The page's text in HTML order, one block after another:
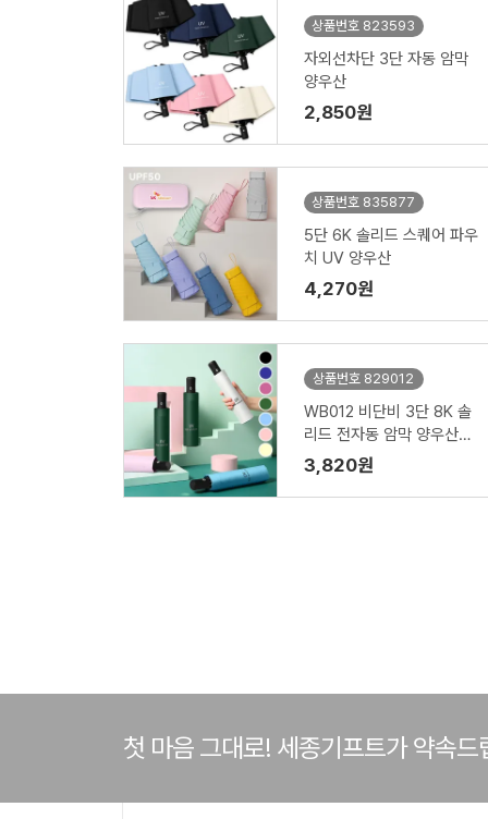
상품번호 823593
자외선차단 3단 자동 암막
양우산
2,850원
상품번호 835877
5단 6K 솔리드 스퀘어 파우
치 UV 양우산
4,270원
상품번호 829012
WB012 비단비 3단 8K 솔
리드 전자동 암막 양우산
(인쇄/케이스포함)
3,820원
첫 마음 그대로! 세종기프트가 약속드